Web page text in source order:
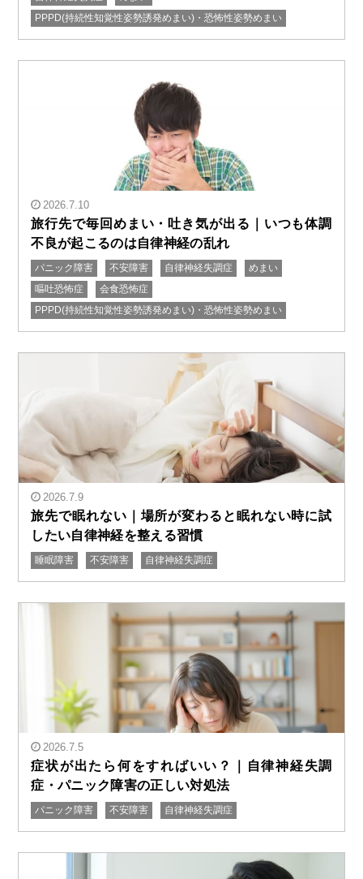
" alt="横になると体が沈むような感覚がする｜寝る時に
PPPD(持続性知覚性姿勢誘発めまい)・恐怖性姿勢めまい
" alt="旅行先で毎回めまい・吐き気が出る｜いつも体調
不良が起こるのは自律神経の乱れ"/>
2026.7.10
旅行先で毎回めまい・吐き気が出る｜いつも体調
不良が起こるのは自律神経の乱れ
パニック障害 不安障害 自律神経失調症
めまい
嘔吐恐怖症
会食恐怖症
PPPD(持続性知覚性姿勢誘発めまい)・恐怖性姿勢めまい
したい自律神経を整える習慣"/>
2026.7.9
旅先で眠れない｜場所が変わると眠れない時に試
したい自律神経を整える習慣
睡眠障害 不安障害 自律神経失調症
" alt="症状が出たら何をすればいい？｜自律神経失調
2026.7.5
症状が出たら何をすればいい？｜自律神経失調
症・パニック障害の正しい対処法
パニック障害 不安障害 自律神経失調症